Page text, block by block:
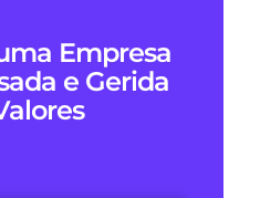
Empresa
e Gerida